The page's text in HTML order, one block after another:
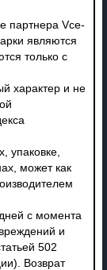
партнера Vce-
являются
только с
характер и не
упаковке,
может как
с момента
и
502
Возврат